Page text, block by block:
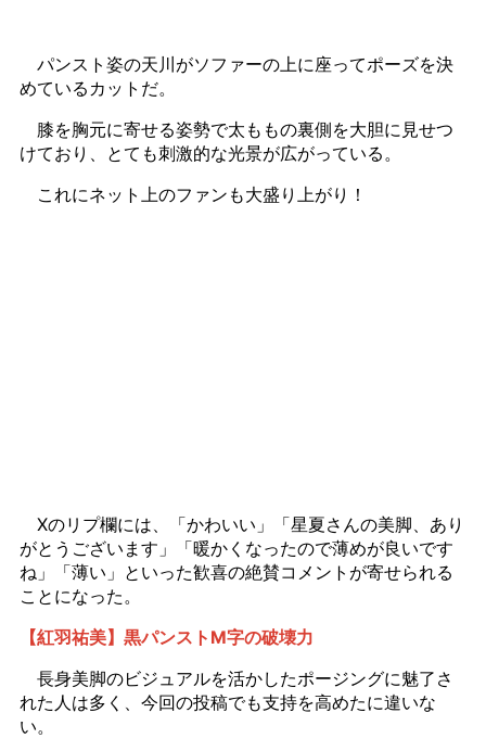
パンスト姿の天川がソファーの上に座ってポーズを決
めているカットだ。
膝を胸元に寄せる姿勢で太ももの裏側を大胆に見せつ
けており、とても刺激的な光景が広がっている。
これにネット上のファンも大盛り上がり！
Xのリプ欄には、「かわいい」「星夏さんの美脚、あり
がとうございます」「暖かくなったので薄めが良いです
ね」「薄い」といった歓喜の絶賛コメントが寄せられる
ことになった。
【紅羽祐美】黒パンストM字の破壊力
長身美脚のビジュアルを活かしたポージングに魅了さ
れた人は多く、今回の投稿でも支持を高めたに違いな
い。